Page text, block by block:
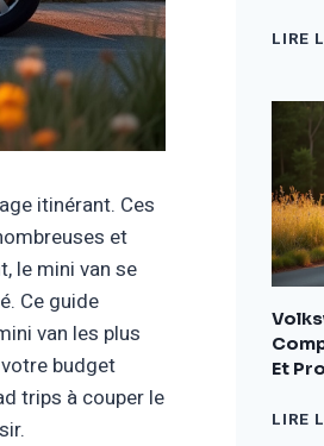
itinérant. Ces
et
le mini van se
Ce guide
van les plus
budget
trips à couper le
LIRE
Et
LIRE